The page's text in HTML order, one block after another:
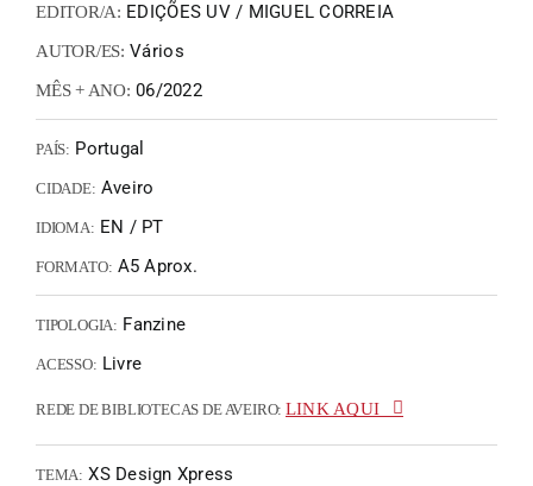
EDITOR/A: EDIÇÕES UV / MIGUEL CORREIA
AUTOR/ES: Vários
MÊS + ANO: 06/2022
PAÍS: Portugal
CIDADE: Aveiro
IDIOMA: EN / PT
FORMATO: A5 Aprox.
TIPOLOGIA: Fanzine
ACESSO: Livre
REDE DE BIBLIOTECAS DE AVEIRO: LINK AQUI
TEMA: XS Design Xpress